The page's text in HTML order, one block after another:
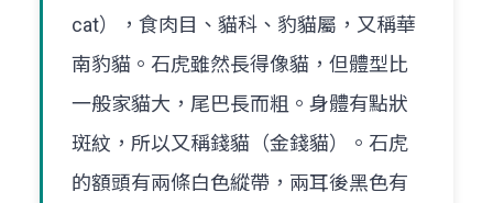
cat），食肉目、貓科、豹貓屬，又稱華
南豹貓。石虎雖然長得像貓，但體型比
一般家貓大，尾巴長而粗。身體有點狀
斑紋，所以又稱錢貓（金錢貓）。石虎
的額頭有兩條白色縱帶，兩耳後黑色有